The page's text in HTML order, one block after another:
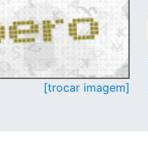
[trocar imagem]